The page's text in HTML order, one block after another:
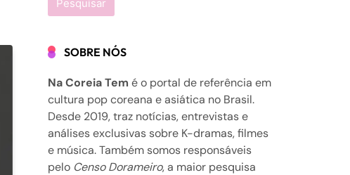
SOBRE NÓS
Na Coreia Tem é o portal de referência em
cultura pop coreana e asiática no Brasil.
Desde 2019, traz notícias, entrevistas e
análises exclusivas sobre K-dramas, filmes
e música. Também somos responsáveis
pelo Censo Dorameiro, a maior pesquisa